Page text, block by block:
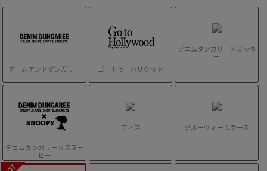
デニムアンドダンガリー ゴートゥーハリウッド
デニムダンガリー×ミッキ
ー
デニムダンガリー×スヌー
ピー
フィス グルーヴィーカラーズ